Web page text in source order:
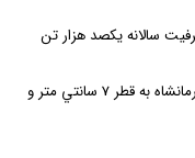
سالانه يكصد هزار تن
احداث خط لوله نفت شهر – كرمانشاه به قطر 7 سانتي متر و